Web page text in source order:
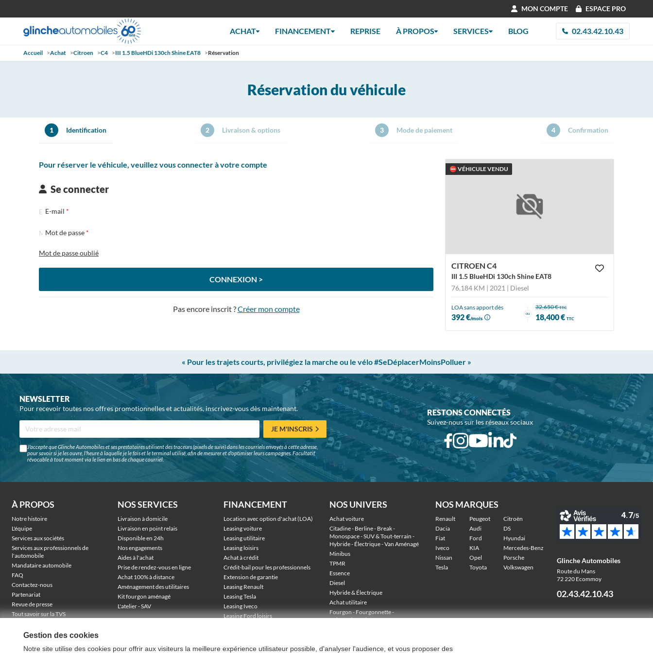
MON COMPTE ESPACE PRO
ACHAT FINANCEMENT REPRISE À PROPOS SERVICES BLOG 02.43.42.10.43
Accueil >Achat >Citroen >C4 >III 1.5 BlueHDi 130ch Shine EAT8 >Réservation
Réservation du véhicule
1 Identification 2 Livraison & options 3 Mode de paiement 4 Confirmation
Pour réserver le véhicule, veuillez vous connecter à votre compte
Se connecter
E-mail
Mot de passe
Mot de passe oublié
CONNEXION >
Pas encore inscrit ?Créer mon compte
⛔ VÉHICULE VENDU
CITROEN C4
III 1.5 BlueHDi 130ch Shine EAT8
76,184 KM | 2021 | Diesel
LOA sans apport dès
392 €/mois
ou
32,650 €TTC
18,400 € TTC
« Pour les trajets courts, privilégiez la marche ou le vélo #SeDéplacerMoinsPolluer »
NEWSLETTER
Pour recevoir toutes nos offres promotionnelles et actualités, inscrivez-vous dès maintenant.
JE M'INSCRIS
J'accepte que Glinche Automobiles et ses prestataires utilisent des traceurs (pixels de suivi) dans les courriels envoyés à cette adresse,
pour savoir si je les ouvre, l'heure à laquelle je le fais et le terminal utilisé, afin de mesurer et d'optimiser leurs campagnes. Facultatif,
révocable à tout moment via le lien en bas de chaque courriel.
RESTONS CONNECTÉS
Suivez-nous sur les réseaux sociaux
À PROPOS
Notre histoire
L'équipe
Services aux sociétés
Services aux professionnels de
l'automobile
Mandataire automobile
FAQ
Contactez-nous
Partenariat
Revue de presse
Tout savoir sur la TVS
TVA récupérable & financement
NOS SERVICES
Livraison à domicile
Livraison en point relais
Disponible en 24h
Nos engagements
Aides à l'achat
Prise de rendez-vous en ligne
Achat 100% à distance
Aménagement des utilitaires
Kit fourgon aménagé
L'atelier - SAV
FINANCEMENT
Location avec option d'achat (LOA)
Leasing voiture
Leasing utilitaire
Leasing loisirs
Achat à crédit
Crédit-bail pour les professionnels
Extension de garantie
Leasing Renault
Leasing Tesla
Leasing Iveco
Leasing Ford loisirs
NOS UNIVERS
Achat voiture
Citadine - Berline - Break -
Monospace - SUV & Tout-terrain -
Hybride - Électrique - Van Aménagé
Minibus
TPMR
Essence
Diesel
Hybride & Électrique
Achat utilitaire
Fourgon - Fourgonnette -
Voiture de société -
NOS MARQUES
Renault Peugeot
Citroën
Dacia
Audi
DS
Fiat
Ford
Hyundai
Iveco
KIA
Mercedes-Benz
Nissan
Opel
Porsche
Tesla
Toyota Volkswagen
Glinche Automobiles
Route du Mans
72 220 Ecommoy
02.43.42.10.43
Gestion des cookies
Notre site utilise des cookies pour offrir aux visiteurs la meilleure expérience utilisateur possible, d'analyser l'audience, et vous proposer des